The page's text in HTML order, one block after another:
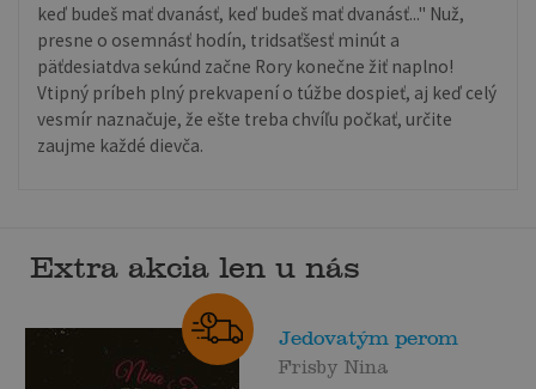
keď budeš mať dvanásť, keď budeš mať dvanásť..." Nuž,
presne o osemnásť hodín, tridsaťšesť minút a
päťdesiatdva sekúnd začne Rory konečne žiť naplno!
Vtipný príbeh plný prekvapení o túžbe dospieť, aj keď celý
vesmír naznačuje, že ešte treba chvíľu počkať, určite
zaujme každé dievča.
Extra akcia len u nás
Jedovatým perom
Frisby Nina